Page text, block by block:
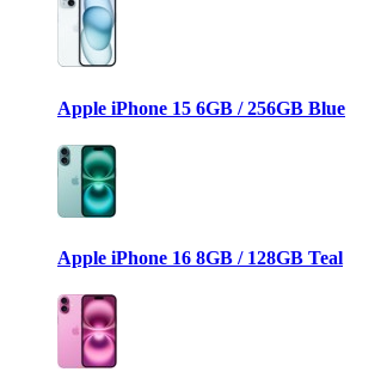
Apple iPhone 15 6GB / 256GB Blue
Apple iPhone 16 8GB / 128GB Teal